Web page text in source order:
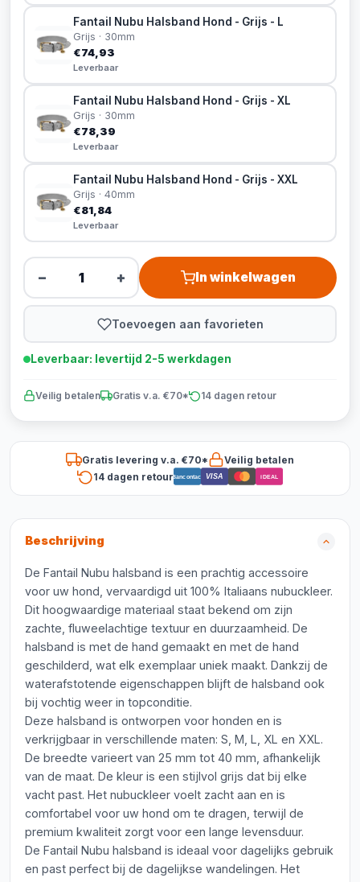
Fantail Nubu Halsband Hond - Grijs - L
Grijs · 30mm
€74,93
Leverbaar
Fantail Nubu Halsband Hond - Grijs - XL
Grijs · 30mm
€78,39
Leverbaar
Fantail Nubu Halsband Hond - Grijs - XXL
Grijs · 40mm
€81,84
Leverbaar
− + In winkelwagen
Toevoegen aan favorieten
Leverbaar: levertijd 2-5 werkdagen
Veilig betalen Gratis v.a. €70* 14 dagen retour
Gratis levering v.a. €70*
Veilig betalen
14 dagen retourBancontact VISA iDEAL
Beschrijving
De Fantail Nubu halsband is een prachtig accessoire
voor uw hond, vervaardigd uit 100% Italiaans nubuckleer.
Dit hoogwaardige materiaal staat bekend om zijn
zachte, fluweelachtige textuur en duurzaamheid. De
halsband is met de hand gemaakt en met de hand
geschilderd, wat elk exemplaar uniek maakt. Dankzij de
waterafstotende eigenschappen blijft de halsband ook
bij vochtig weer in topconditie.
Deze halsband is ontworpen voor honden en is
verkrijgbaar in verschillende maten: S, M, L, XL en XXL.
De breedte varieert van 25 mm tot 40 mm, afhankelijk
van de maat. De kleur is een stijlvol grijs dat bij elke
vacht past. Het nubuckleer voelt zacht aan en is
comfortabel voor uw hond om te dragen, terwijl de
premium kwaliteit zorgt voor een lange levensduur.
De Fantail Nubu halsband is ideaal voor dagelijks gebruik
en past perfect bij de dagelijkse wandelingen. Het